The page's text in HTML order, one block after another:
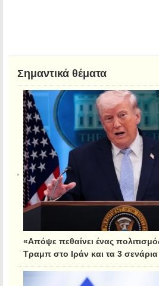
Σημαντικά θέματα
«Απόψε πεθαίνει ένας
Τραμπ στο Ιράν και τα 3 σενάρια